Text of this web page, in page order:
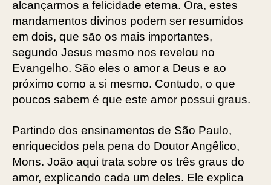
alcançarmos a felicidade eterna. Ora, estes
mandamentos divinos podem ser resumidos
em dois, que são os mais importantes,
segundo Jesus mesmo nos revelou no
Evangelho. São eles o amor a Deus e ao
próximo como a si mesmo. Contudo, o que
poucos sabem é que este amor possui graus.
Partindo dos ensinamentos de São Paulo,
enriquecidos pela pena do Doutor Angêlico,
Mons. João aqui trata sobre os três graus do
amor, explicando cada um deles. Ele explica